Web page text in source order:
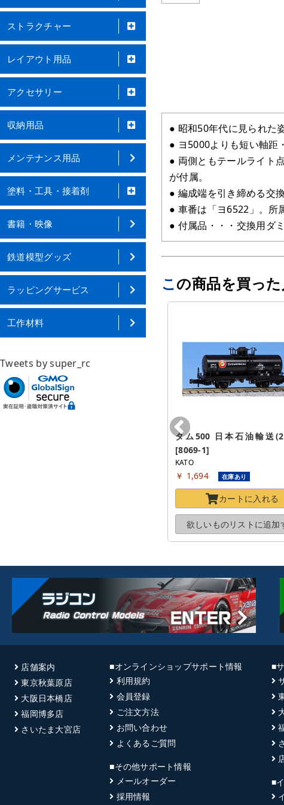
ストラクチャー
レイアウト用品
アクセサリー
収納用品
メンテナンス用品
塗料・工具・接着剤
書籍・映像
鉄道模型グッズ
ラッピングサービス
工作材料
Tweets by super_rc
● 昭和50年代に見られた
● ヨ5000よりも短い軸距
● 両側ともテールライト
が付属。
● 編成端を引き締める交
● 車番は「ヨ6522」。所
● 付属品・・・交換用ダ
この商品を買っ
タム500 日本石油輸送
[8069-1]
KATO
￥ 1,694 在庫あり
カートに入れる
欲しいものリストに追加
店舗案内
東京秋葉原店
大阪日本橋店
福岡博多店
さいたま大宮店
■オンラインショップサポート情報
利用規約
会員登録
ご注文方法
お問い合わせ
よくあるご質問
■その他サポート情報
メールオーダー
採用情報
■
■